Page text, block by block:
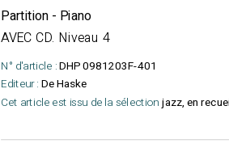
Partition - Piano
AVEC CD. Niveau 4
N° d'article :DHP 0981203F-401
Editeur : De Haske
Cet article est issu de la sélection jazz, en